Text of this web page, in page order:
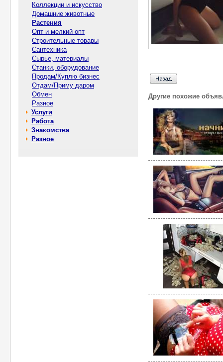
Коллекции и искусство
Домашние животные
Растения
Опт и мелкий опт
Строительные товары
Сантехника
Сырье, материалы
Станки, оборудование
Продам/Куплю бизнес
Отдам/Приму даром
Обмен
Разное
Услуги
Работа
Знакомства
Разное
Другие похожие